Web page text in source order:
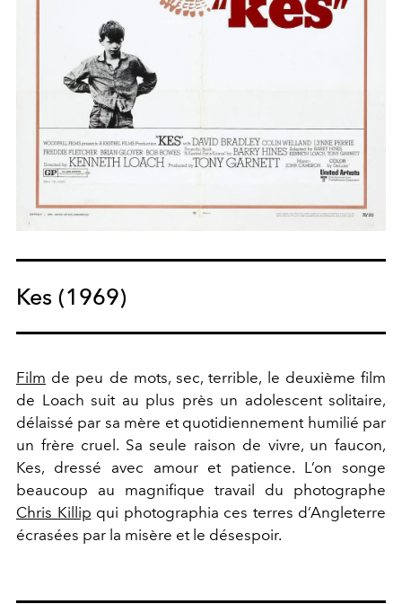
Kes (1969)
Film de peu de mots, sec, terrible, le deuxième film
de Loach suit au plus près un adolescent solitaire,
délaissé par sa mère et quotidiennement humilié par
un frère cruel. Sa seule raison de vivre, un faucon,
Kes, dressé avec amour et patience. L’on songe
beaucoup au magnifique travail du photographe
Chris Killip qui photographia ces terres d’Angleterre
écrasées par la misère et le désespoir.